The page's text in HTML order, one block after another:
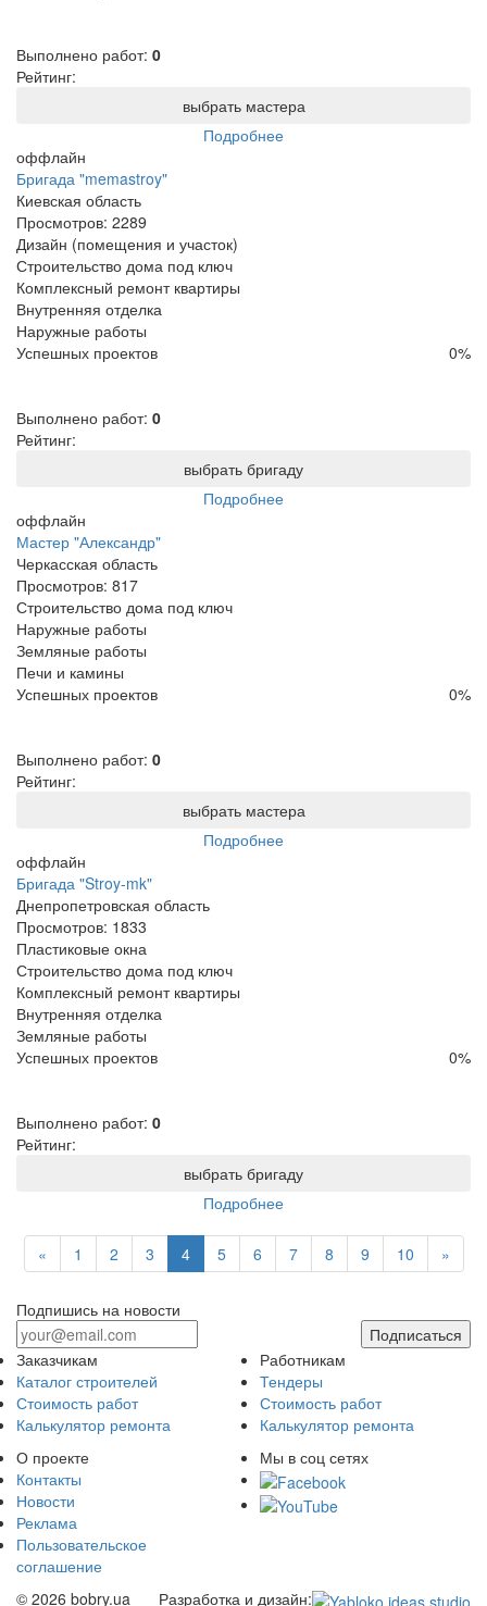
Выполнено работ: 0
Рейтинг:
выбрать мастера
Подробнее
оффлайн
Бригада "memastroy"
Киевская область
Просмотров: 2289
Дизайн (помещения и участок)
Строительство дома под ключ
Комплексный ремонт квартиры
Внутренняя отделка
Наружные работы
Успешных проектов
0%
Выполнено работ: 0
Рейтинг:
выбрать бригаду
Подробнее
оффлайн
Мастер "Александр"
Черкасская область
Просмотров: 817
Строительство дома под ключ
Наружные работы
Земляные работы
Печи и камины
Успешных проектов
0%
Выполнено работ: 0
Рейтинг:
выбрать мастера
Подробнее
оффлайн
Бригада "Stroy-mk"
Днепропетровская область
Просмотров: 1833
Пластиковые окна
Строительство дома под ключ
Комплексный ремонт квартиры
Внутренняя отделка
Земляные работы
Успешных проектов
0%
Выполнено работ: 0
Рейтинг:
выбрать бригаду
Подробнее
« 1 2 3 4 5 6 7 8 9 10 »
Подпишись на новости
Подписаться
Заказчикам
Каталог строителей
Стоимость работ
Калькулятор ремонта
Работникам
Тендеры
Стоимость работ
Калькулятор ремонта
О проекте
Контакты
Новости
Реклама
Пользовательское
соглашение
Мы в соц сетях
© 2026 bobry.ua Разработка и дизайн: